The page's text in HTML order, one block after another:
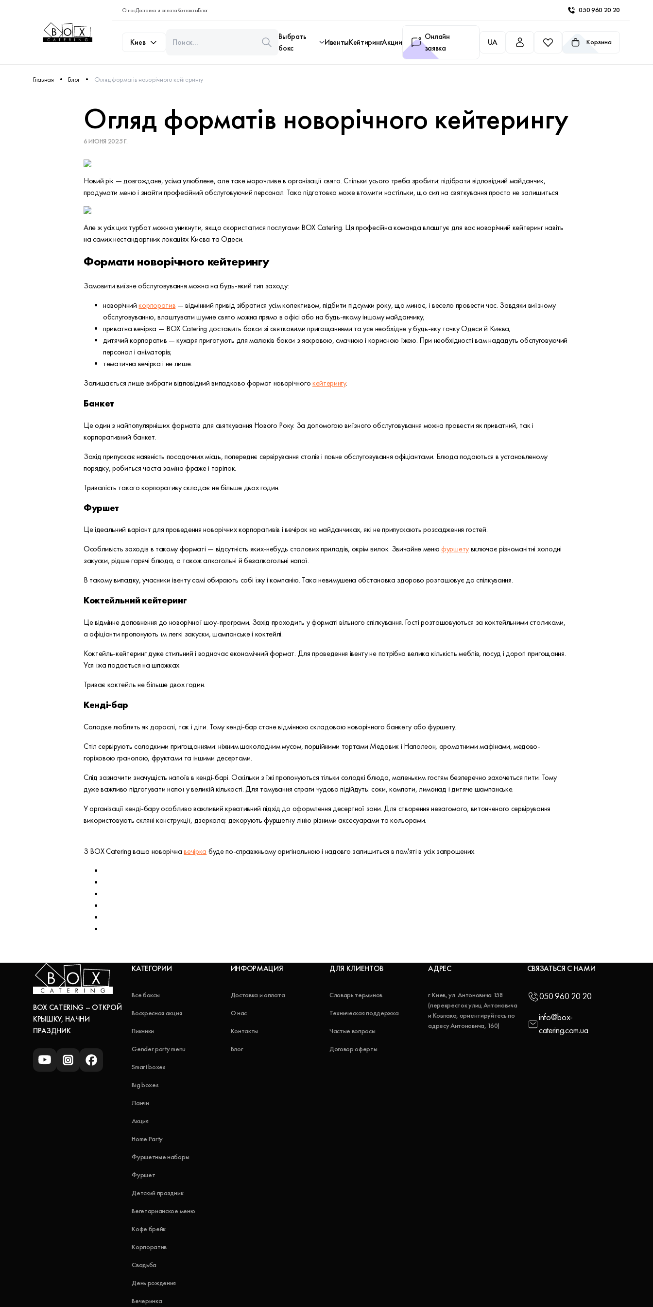
О насДоставка и оплатаКонтактыБлог 050 960 20 20
Киев
Выбрать
бокс
ИвентыКейтирингАкции
Онлайн
заявка
UA Корзина
Главная Блог Огляд форматів новорічного кейтерингу
Огляд форматів новорічного кейтерингу
6 ИЮНЯ 2025 Г.
Новий рік — довгождане, усіма улюблене, але таке морочливе в організації свято. Стільки усього треба зробити: підібрати відповідний майданчик,
продумати меню і знайти професійний обслуговуючий персонал. Така підготовка може втомити настільки, що сил на святкування просто не залишиться.
Але ж усіх цих турбот можна уникнути, якщо скористатися послугами BOX Catering. Ця професійна команда влаштує для вас новорічний кейтеринг навіть
на самих нестандартних локаціях Києва та Одеси.
Формати новорічного кейтерингу
Замовити виїзне обслуговування можна на будь-який тип заходу:
новорічнийкорпоратив — відмінний привід зібратися усім колективом, підбити підсумки року, що минає, і весело провести час. Завдяки виїзному
обслуговуванню, влаштувати шумне свято можна прямо в офісі або на будь-якому іншому майданчику;
приватна вечірка — BOX Catering доставить бокси зі святковими пригощаннями та усе необхідне у будь-яку точку Одеси й Києва;
дитячий корпоратив — кухаря приготують для малюків бокси з яскравою, смачною і корисною їжею. При необхідності вам нададуть обслуговуючий
персонал і аніматорів;
тематична вечірка і не лише.
Залишається лише вибрати відповідний випадково формат новорічного кейтерингу.
Банкет
Це один з найпопулярніших форматів для святкування Нового Року. За допомогою виїзного обслуговування можна провести як приватний, так і
корпоративний банкет.
Захід припускає наявність посадочних місць, попереднє сервірування столів і повне обслуговування офіціантами. Блюда подаються в установленому
порядку, робиться часта заміна фраже і тарілок.
Тривалість такого корпоративу складає не більше двох годин.
Фуршет
Це ідеальний варіант для проведення новорічних корпоративів і вечірок на майданчиках, які не припускають розсадження гостей.
Особливість заходів в такому форматі — відсутність яких-небудь столових приладів, окрім вилок. Звичайне менюфуршетувключає різноманітні холодні
закуски, рідше гарячі блюда, а також алкогольні й безалкогольні напої.
В такому випадку, учасники івенту самі обирають собі їжу і компанію. Така невимушена обстановка здорово розташовує до спілкування.
Коктейльний кейтеринг
Це відмінне доповнення до новорічної шоу-програми. Захід проходить у форматі вільного спілкування. Гості розташовуються за коктейльними столиками,
а офіціанти пропонують їм легкі закуски, шампанське і коктейлі.
Коктейль-кейтеринг дуже стильний і водночас економічний формат. Для проведення івенту не потрібна велика кількість меблів, посуд і дорогі пригощання.
Уся їжа подається на шпажках.
Триває коктейль не більше двох годин.
Кенді-бар
Солодке люблять як дорослі, так і діти. Тому кенді-бар стане відмінною складовою новорічного банкету або фуршету.
Стіл сервірують солодкими пригощаннями: ніжним шоколадним мусом, порційними тортами Медовик і Наполеон, ароматними мафінами, медово-
горіховою гранолою, фруктами та іншими десертами.
Слід зазначити значущість напоїв в кенді-барі. Оскільки з їжі пропонуються тільки солодкі блюда, маленьким гостям безперечно захочеться пити. Тому
дуже важливо підготувати напої у великій кількості. Для тамування спраги чудово підійдуть: соки, компоти, лимонад і дитяче шампанське.
У організації кенді-бару особливо важливий креативний підхід до оформлення десертної зони. Для створення невагомого, витонченого сервірування
використовують скляні конструкції, дзеркала; декорують фуршетну лінію різними аксесуарами та кольорами.
З BOX Catering ваша новорічнавечірка буде по-справжньому оригінальною і надовго залишиться в пам'яті в усіх запрошених.
BOX CATERING – ОТКРОЙ
КРЫШКУ, НАЧНИ
ПРАЗДНИК
КАТЕГОРИИ
Все боксы
Воскресная акция
Пикники
Gender party menu
Smart boxes
Big boxes
Ланчи
Акция
Home Party
Фуршетные наборы
Фуршет
Детский праздник
Вегетарианское меню
Кофе брейк
Корпоратив
Свадьба
День рождения
Вечеринка
ИНФОРМАЦИЯ
Доставка и оплата
О нас
Контакты
Блог
ДЛЯ КЛИЕНТОВ
Словарь терминов
Техническая поддержка
Частые вопросы
Договор оферты
АДРЕС
г. Киев, ул. Антоновича 158
(перекресток улиц Антоновича
и Ковпака, ориентируйтесь по
адресу Антоновича, 160)
СВЯЗАТЬСЯ С НАМИ
050 960 20 20
info@box-
catering.com.ua